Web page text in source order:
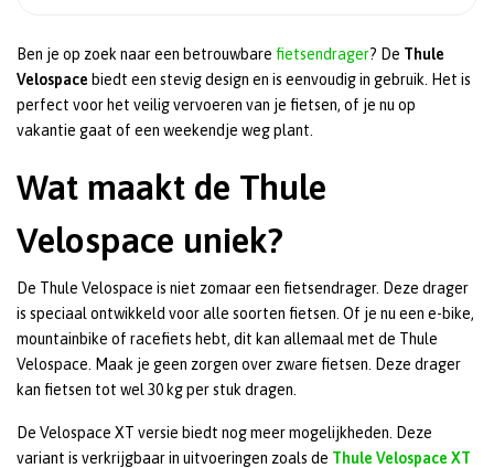
Ben je op zoek naar een betrouwbare fietsendrager? De Thule
Velospace biedt een stevig design en is eenvoudig in gebruik. Het is
perfect voor het veilig vervoeren van je fietsen, of je nu op
vakantie gaat of een weekendje weg plant.
Wat maakt de Thule
Velospace uniek?
De Thule Velospace is niet zomaar een fietsendrager. Deze drager
is speciaal ontwikkeld voor alle soorten fietsen. Of je nu een e-bike,
mountainbike of racefiets hebt, dit kan allemaal met de Thule
Velospace. Maak je geen zorgen over zware fietsen. Deze drager
kan fietsen tot wel 30 kg per stuk dragen.
De Velospace XT versie biedt nog meer mogelijkheden. Deze
variant is verkrijgbaar in uitvoeringen zoals de Thule Velospace XT